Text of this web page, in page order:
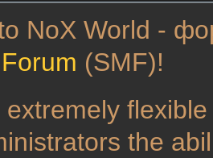
NoX World -
(SMF)!
the